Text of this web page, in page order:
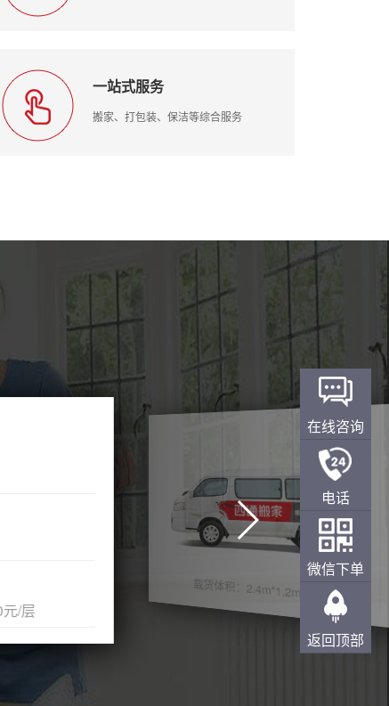
一站式服务
搬家、打包装、保洁等综合服务
载货体积：2.4m*1.2m*1.2m
在线咨询
电话
微信下单
返回顶部